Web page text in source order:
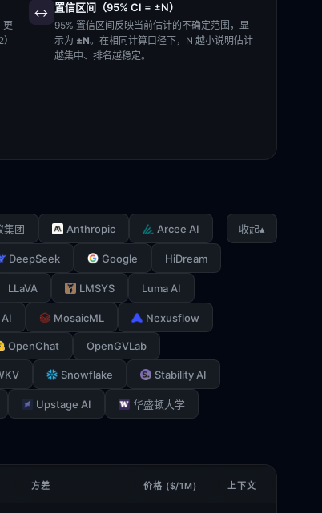
更
↔️ 置信区间（95% CI = ±N）
95% 置信区间反映当前估计的不确定范围，显
示为 ±N。在相同计算口径下，N 越小说明估计
越集中、排名越稳定。
集团 Anthropic Arcee AI
DeepSeek Google HiDream
LLaVA LMSYS Luma AI
MosaicML Nexusflow
OpenChat OpenGVLab
Snowflake Stability AI
Upstage AI 华盛顿大学
收起▴
方差 价格 ($/1M) 上下文